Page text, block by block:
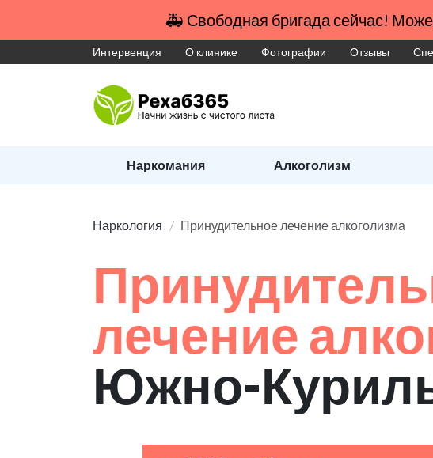
🚑 Свободная бригада сейчас!
Интервенция О клинике Фотографии Отзывы
Наркомания Алкоголизм
Наркология Принудительное лечение алкоголизма
лечение
Южно-